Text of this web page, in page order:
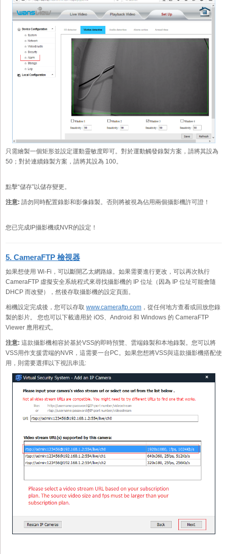
只需繪製一個矩形並設定運動靈敏度即可。對於運動觸發錄製方案，請將其設為
50；對於連續錄製方案，請將其設為 100。
點擊“儲存”以儲存變更。
注意: 請勿同時配置錄影和影像錄製。否則將被視為佔用兩個攝影機許可證！
您已完成IP攝影機或NVR的設定！
5. CameraFTP 檢視器
如果想使用 Wi-Fi，可以斷開乙太網路線。如果需要進行更改，可以再次執行
CameraFTP 虛擬安全系統程式來尋找攝影機的 IP 位址（因為 IP 位址可能會隨
DHCP 而改變），然後存取攝影機的設定頁面。
相機設定完成後，您可以存取 www.cameraftp.com ，從任何地方查看或回放您錄
製的影片。 您也可以下載適用於 iOS、Android 和 Windows 的 CameraFTP
Viewer 應用程式。
注意: 這款攝影機相容於基於VSS的即時預覽、雲端錄製和本地錄製。您可以將
VSS用作支援雲端的NVR，這需要一台PC。如果您想將VSS與這款攝影機搭配使
用，則需要選擇以下視訊串流: